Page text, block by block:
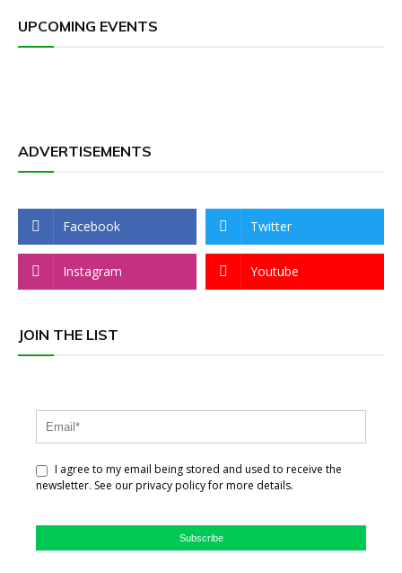
UPCOMING EVENTS
ADVERTISEMENTS
Facebook Twitter
Instagram Youtube
JOIN THE LIST
I agree to my email being stored and used to receive the
newsletter. See our privacy policy for more details.
Subscribe